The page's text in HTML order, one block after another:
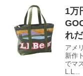
1万
れだ
アメ
新作
でマ
L.L...